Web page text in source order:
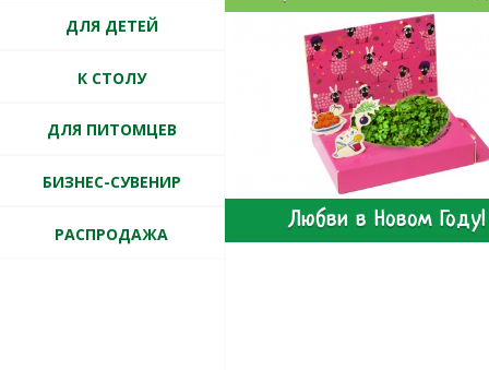
ДЛЯ ДЕТЕЙ
К СТОЛУ
ДЛЯ ПИТОМЦЕВ
БИЗНЕС-СУВЕНИР
РАСПРОДАЖА
Любви в Новом Году!